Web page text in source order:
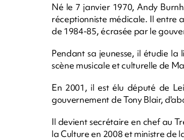
Né le 7 janvier 1970, Andy
réceptionniste médicale. Il entre
de 1984-85, écrasée par le
Pendant sa jeunesse, il étudie
scène musicale et culturelle de
En 2001, il est élu député de
gouvernement de Tony Blair,
Il devient secrétaire en chef au
la Culture en 2008 et ministre de